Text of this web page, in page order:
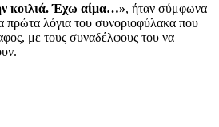
κοιλιά. Έχω αίμα…», ήταν σύμφωνα
πρώτα λόγια του συνοριοφύλακα που
με τους συναδέλφους του να